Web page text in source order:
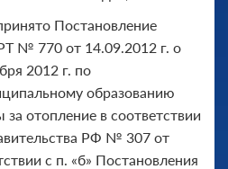
Постановление
№ 770 от 14.09.2012 г. о
2012 г. по
образованию
за отопление в соответствии
РФ № 307 от
с п. «б» Постановления